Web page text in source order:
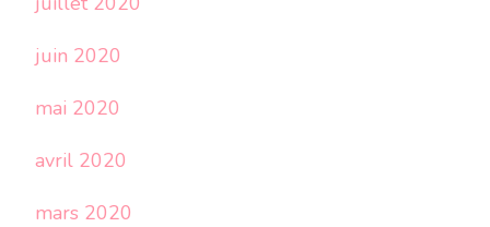
juin 2020
mai 2020
avril 2020
mars 2020